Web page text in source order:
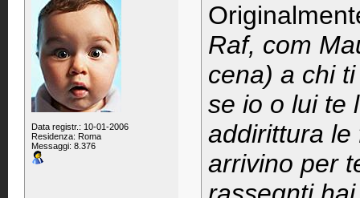
Data registr.: 10-01-2006
Residenza: Roma
Messaggi: 8.376
Raf, com
cena) a chi
se io o lui te
addirittura le
arrivino per